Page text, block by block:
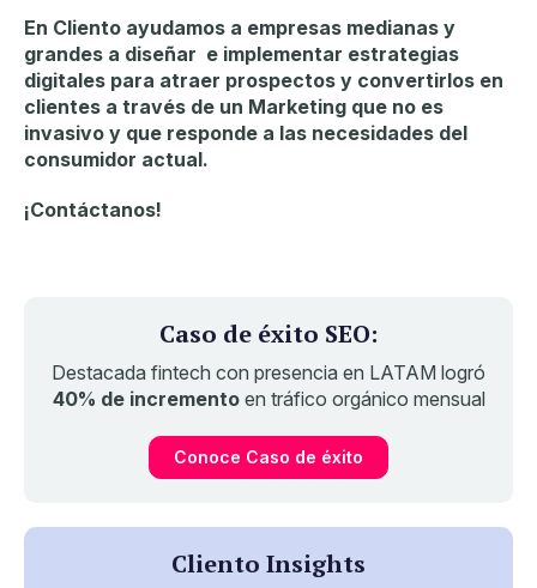
En Cliento ayudamos a empresas medianas y
grandes a diseñar e implementar estrategias
digitales para atraer prospectos y convertirlos en
clientes a través de un Marketing que no es
invasivo y que responde a las necesidades del
consumidor actual.
¡Contáctanos!
Caso de éxito SEO:
Destacada fintech con presencia en LATAM logró
40% de incrementoen tráfico orgánico mensual
Conoce Caso de éxito
Cliento Insights